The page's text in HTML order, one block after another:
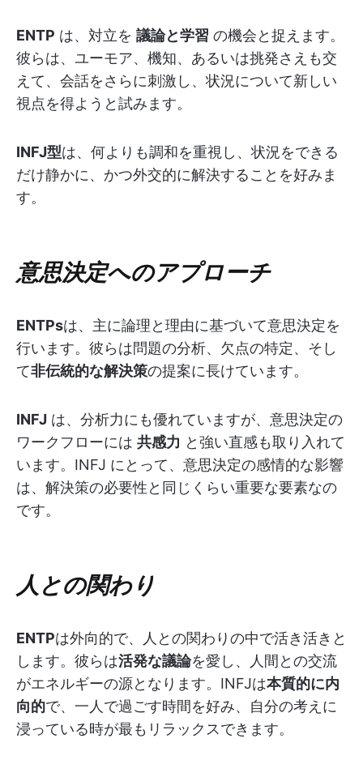
ENTP は、対立を 議論と学習 の機会と捉えます。
彼らは、ユーモア、機知、あるいは挑発さえも交
えて、会話をさらに刺激し、状況について新しい
視点を得ようと試みます。
INFJ型は、何よりも調和を重視し、状況をできる
だけ静かに、かつ外交的に解決することを好みま
す。
意思決定へのアプローチ
ENTPsは、主に論理と理由に基づいて意思決定を
行います。彼らは問題の分析、欠点の特定、そし
て非伝統的な解決策の提案に長けています。
INFJ は、分析力にも優れていますが、意思決定の
ワークフローには 共感力 と強い直感も取り入れて
います。INFJ にとって、意思決定の感情的な影響
は、解決策の必要性と同じくらい重要な要素なの
です。
人との関わり
ENTPは外向的で、人との関わりの中で活き活きと
します。彼らは活発な議論を愛し、人間との交流
がエネルギーの源となります。INFJは本質的に内
向的で、一人で過ごす時間を好み、自分の考えに
浸っている時が最もリラックスできます。